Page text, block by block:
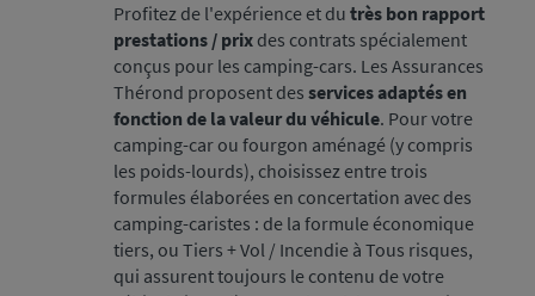
Profitez de l'expérience et du très bon rapport
prestations / prix des contrats spécialement
conçus pour les camping-cars. Les Assurances
Thérond proposent desservices adaptés en
fonction de la valeur du véhicule. Pour votre
camping-car ou fourgon aménagé (y compris
les poids-lourds), choisissez entre trois
formules élaborées en concertation avec des
camping-caristes : de la formule économique
tiers, ou Tiers + Vol / Incendie à Tous risques,
qui assurent toujours le contenu de votre